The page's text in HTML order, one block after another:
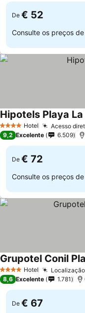
De € 52
Consulte os preços de
4 EstrelasHotel Acesso
Hipotels Playa
9,2 Excelente 6.509
De € 72
Consulte os preços de
4 EstrelasHotel
Grupotel Conil
8,6 Excelente 1.781
De € 67